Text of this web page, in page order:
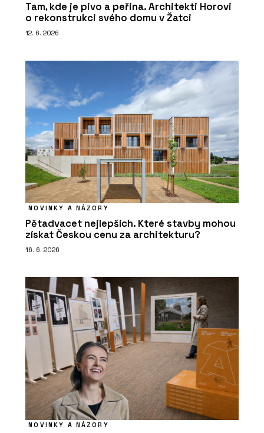
Tam, kde je pivo a peřina. Architekti Horovi
o rekonstrukci svého domu v Žatci
12. 6. 2026
NOVINKY A NÁZORY
Pětadvacet nejlepších. Které stavby mohou
získat Českou cenu za architekturu?
16. 6. 2026
NOVINKY A NÁZORY